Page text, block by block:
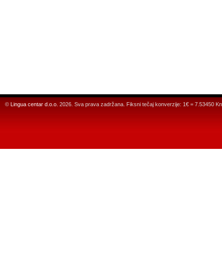
© Lingua centar d.o.o. 2026. Sva prava zadržana. Fiksni tečaj konverzije: 1€ = 7.53450 Kn